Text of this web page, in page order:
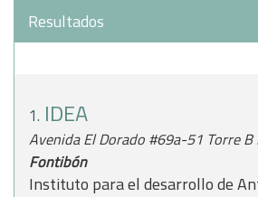
Resultados
1. IDEA
Avenida El Dorado #69a-51 Torre
Fontibón
Instituto para el desarrollo de